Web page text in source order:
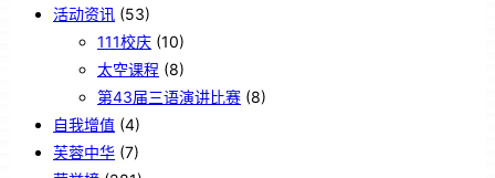
活动资讯 (53)
111校庆 (10)
太空课程 (8)
第43届三语演讲比赛 (8)
自我增值 (4)
芙蓉中华 (7)